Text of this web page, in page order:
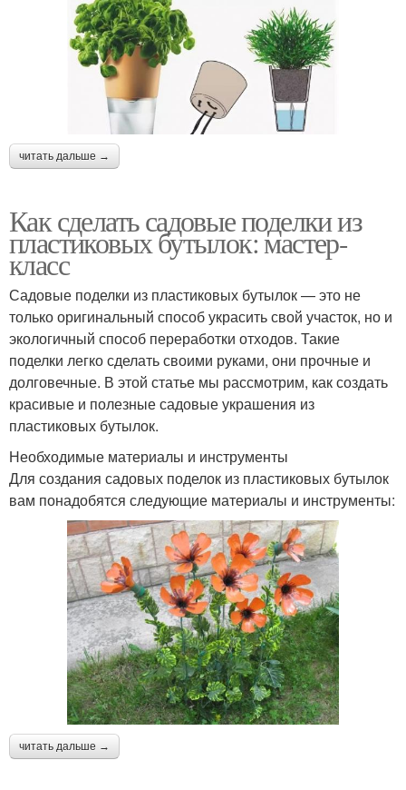
читать дальше →
Как сделать садовые поделки из
пластиковых бутылок: мастер-
класс
Садовые поделки из пластиковых бутылок — это не
только оригинальный способ украсить свой участок, но и
экологичный способ переработки отходов. Такие
поделки легко сделать своими руками, они прочные и
долговечные. В этой статье мы рассмотрим, как создать
красивые и полезные садовые украшения из
пластиковых бутылок.
Необходимые материалы и инструменты
Для создания садовых поделок из пластиковых бутылок
вам понадобятся следующие материалы и инструменты:
читать дальше →